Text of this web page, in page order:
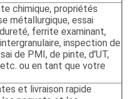
chimique, propriétés
métallurgique, essai
ferrite examinant,
inspection de
de PMI, de pinte, d'UT,
ou en tant que votre
et livraison rapide